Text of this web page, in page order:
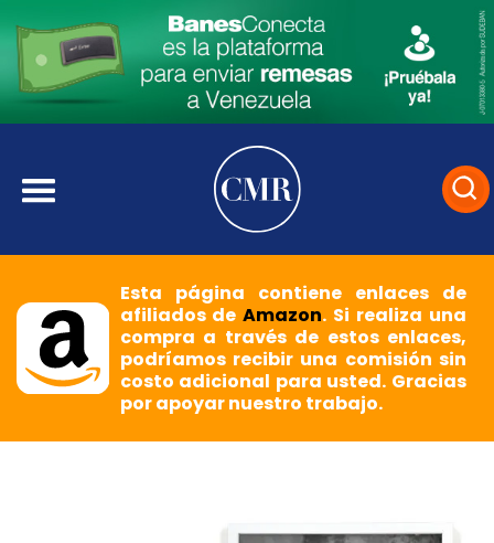
Esta página contiene enlaces de
afiliados deAmazon. Si realiza una
compra a través de estos enlaces,
podríamos recibir una comisión sin
costo adicional para usted. Gracias
por apoyar nuestro trabajo.